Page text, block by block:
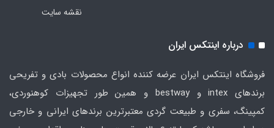
نقشه سایت
درباره اینتکس ایران
فروشگاه اینتکس ایران عرضه کننده انواع محصولات بادی و تفریحی
برندهای intex و bestway و همین طور تجهیزات کوهنوردی،
کمپینگ، سفری و طبیعت گردی معتبرترین برندهای ایرانی و خارجی